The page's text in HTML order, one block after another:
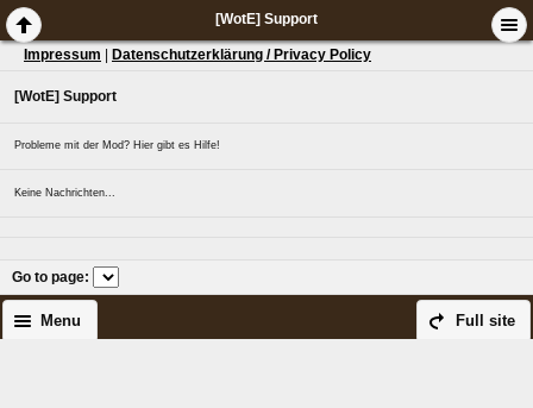
[WotE] Support
Impressum Datenschutzerklärung / Privacy Policy
[WotE] Support
Probleme mit der Mod? Hier gibt es Hilfe!
Keine Nachrichten...
Go to page:
Full site
Menu